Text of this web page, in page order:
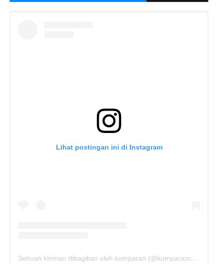
Lihat postingan ini di Instagram
Sebuah kiriman dibagikan oleh kumparan (@kumparancom)